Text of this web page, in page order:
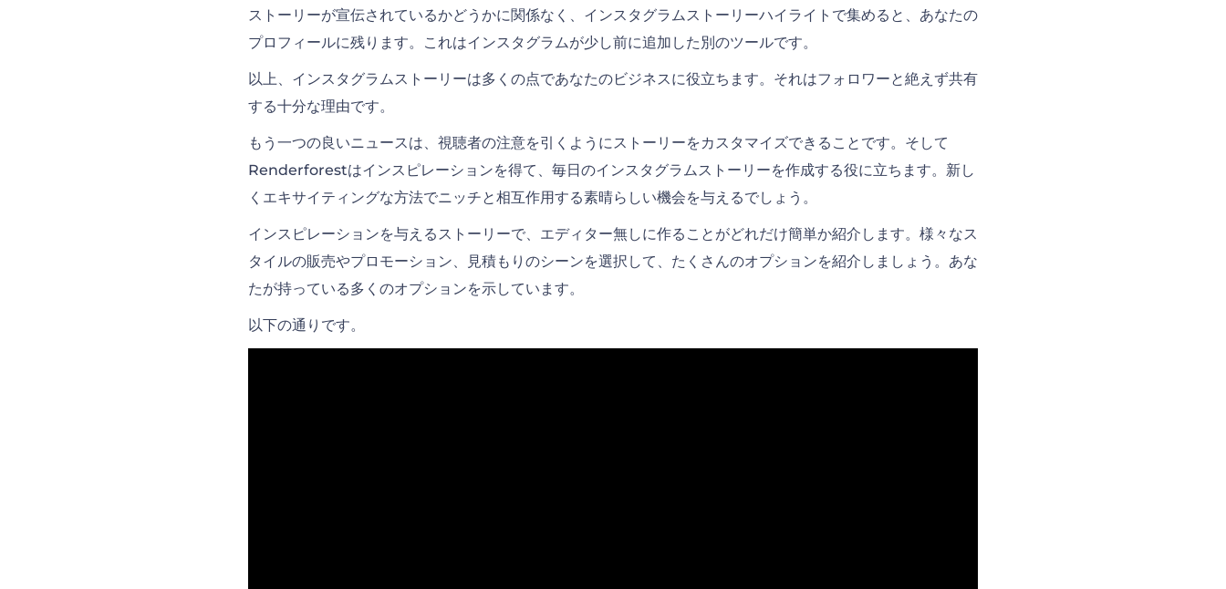
ストーリーが宣伝されているかどうかに関係なく、インスタグラムストーリーハイライトで集めると、あなたの
プロフィールに残ります。これはインスタグラムが少し前に追加した別のツールです。
以上、インスタグラムストーリーは多くの点であなたのビジネスに役立ちます。それはフォロワーと絶えず共有
する十分な理由です。
もう一つの良いニュースは、視聴者の注意を引くようにストーリーをカスタマイズできることです。そして
Renderforestはインスピレーションを得て、毎日のインスタグラムストーリーを作成する役に立ちます。新し
くエキサイティングな方法でニッチと相互作用する素晴らしい機会を与えるでしょう。
インスピレーションを与えるストーリーで、エディター無しに作ることがどれだけ簡単か紹介します。様々なス
タイルの販売やプロモーション、見積もりのシーンを選択して、たくさんのオプションを紹介しましょう。あな
たが持っている多くのオプションを示しています。
以下の通りです。